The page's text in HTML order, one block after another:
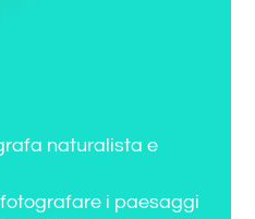
naturalista e
i paesaggi